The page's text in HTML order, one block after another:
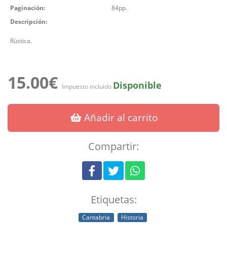
Paginación:
84pp.
Descripción:
Rústica.
15.00€ Impuesto incluido Disponible
Añadir al carrito
Compartir:
Etiquetas:
Cantabria Historia